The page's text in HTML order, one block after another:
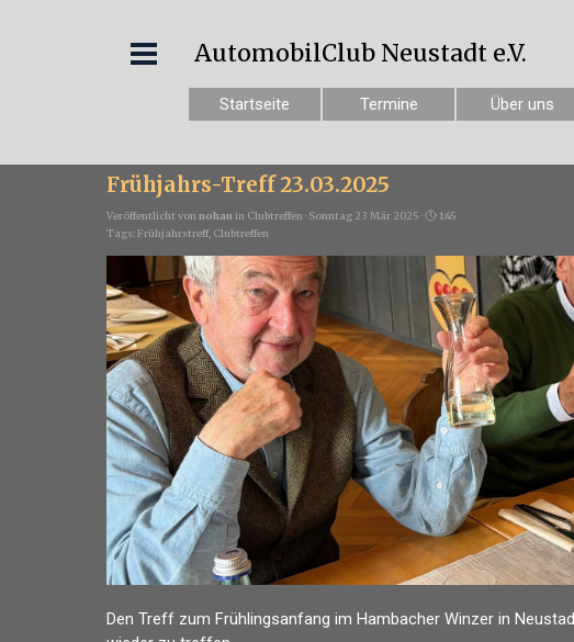
AutomobilClub Neustadt e.V.
Startseite Termine Über uns
Frühjahrs-Treff 23.03.2025
Veröffentlicht von nohauin Clubtreffen · Sonntag 23 Mär 2025 ·
1:45
Tags:Frühjahrstreff, Clubtreffen
Den Treff zum Frühlingsanfang im Hambacher Winzer in